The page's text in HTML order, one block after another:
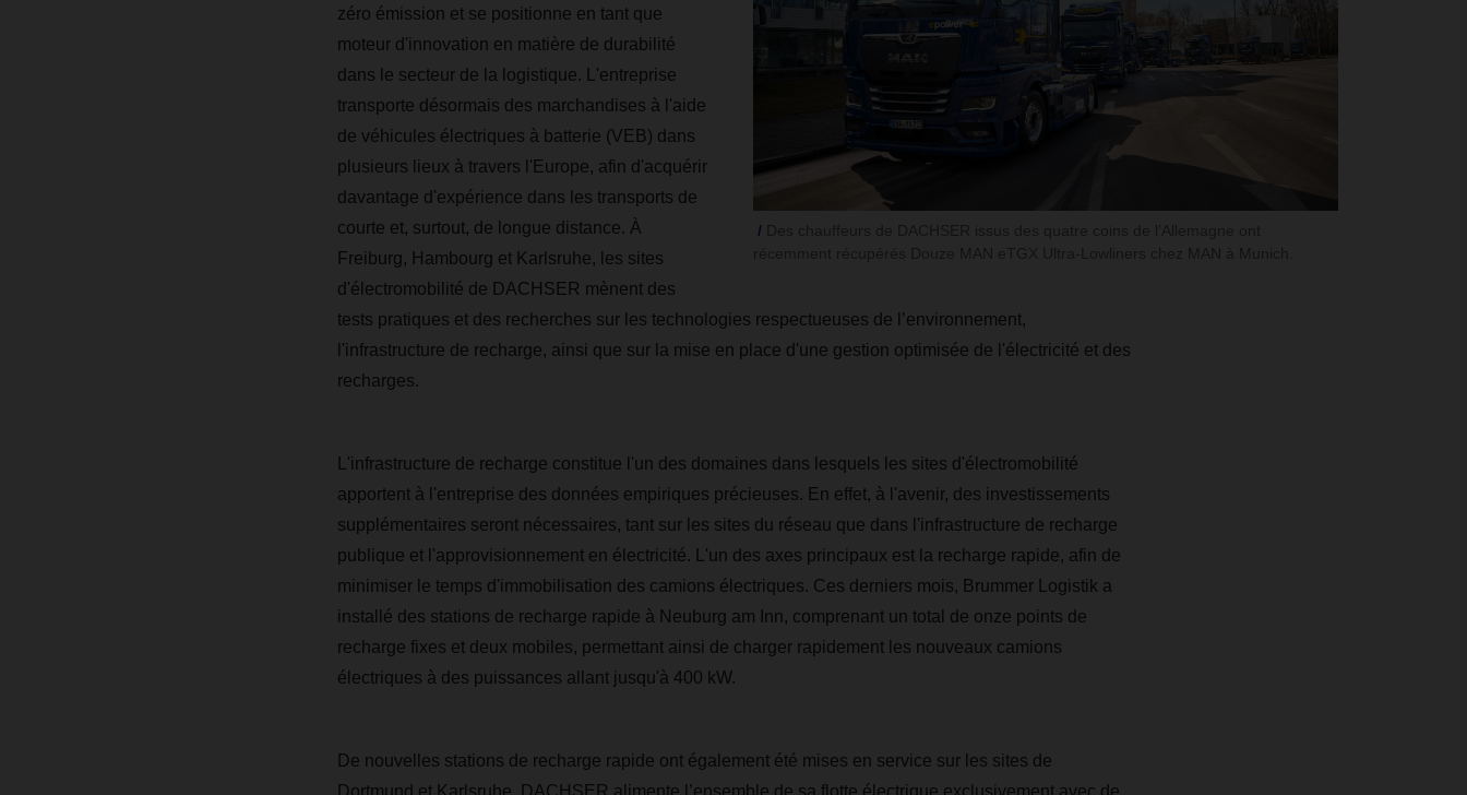
zéro émission et se positionne en tant que
moteur d'innovation en matière de durabilité
dans le secteur de la logistique. L'entreprise
transporte désormais des marchandises à l'aide
de véhicules électriques à batterie (VEB) dans
plusieurs lieux à travers l'Europe, afin d'acquérir
davantage d'expérience dans les transports de
courte et, surtout, de longue distance. À
Freiburg, Hambourg et Karlsruhe, les sites
d'électromobilité de DACHSER mènent des
tests pratiques et des recherches sur les technologies respectueuses de l’environnement,
l'infrastructure de recharge, ainsi que sur la mise en place d'une gestion optimisée de l'électricité et des
recharges.
L'infrastructure de recharge constitue l'un des domaines dans lesquels les sites d'électromobilité
apportent à l'entreprise des données empiriques précieuses. En effet, à l'avenir, des investissements
supplémentaires seront nécessaires, tant sur les sites du réseau que dans l'infrastructure de recharge
publique et l'approvisionnement en électricité. L'un des axes principaux est la recharge rapide, afin de
minimiser le temps d'immobilisation des camions électriques. Ces derniers mois, Brummer Logistik a
installé des stations de recharge rapide à Neuburg am Inn, comprenant un total de onze points de
recharge fixes et deux mobiles, permettant ainsi de charger rapidement les nouveaux camions
électriques à des puissances allant jusqu'à 400 kW.
De nouvelles stations de recharge rapide ont également été mises en service sur les sites de
Dortmund et Karlsruhe. DACHSER alimente l’ensemble de sa flotte électrique exclusivement avec de